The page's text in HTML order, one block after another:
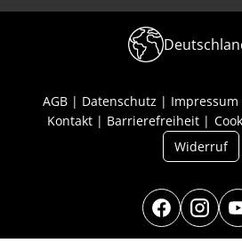
AGB Datenschutz Impressum
Kontakt
Barrierefreiheit
Widerruf